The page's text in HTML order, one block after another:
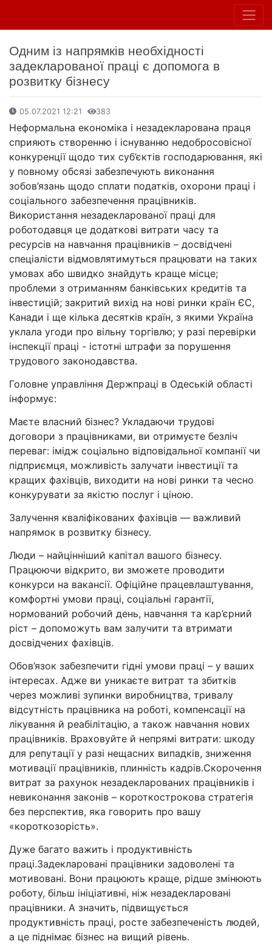
Одним із напрямків необхідності
задекларованої праці є допомога в
розвитку бізнесу
05.07.2021 12:21 383
Неформальна економіка і незадекларована праця
сприяють створенню і існуванню недобросовісної
конкуренції щодо тих суб’єктів господарювання, які
у повному обсязі забезпечують виконання
зобов’язань щодо сплати податків, охорони праці і
соціального забезпечення працівників.
Використання незадекларованої праці для
роботодавця це додаткові витрати часу та
ресурсів на навчання працівників – досвідчені
спеціалісти відмовлятимуться працювати на таких
умовах або швидко знайдуть краще місце;
проблеми з отриманням банківських кредитів та
інвестицій; закритий вихід на нові ринки країн ЄС,
Канади і ще кілька десятків країн, з якими Україна
уклала угоди про вільну торгівлю; у разі перевірки
інспекції праці - істотні штрафи за порушення
трудового законодавства.
Головне управління Держпраці в Одеській області
інформує:
Маєте власний бізнес? Укладаючи трудові
договори з працівниками, ви отримуєте безліч
переваг: імідж соціально відповідальної компанії чи
підприємця, можливість залучати інвестиції та
кращих фахівців, виходити на нові ринки та чесно
конкурувати за якістю послуг і ціною.
Залучення кваліфікованих фахівців — важливий
напрямок в розвитку бізнесу.
Люди – найцінніший капітал вашого бізнесу.
Працюючи відкрито, ви зможете проводити
конкурси на вакансії. Офіційне працевлаштування,
комфортні умови праці, соціальні гарантії,
нормований робочий день, навчання та кар’єрний
ріст – допоможуть вам залучити та втримати
досвідчених фахівців.
Обов’язок забезпечити гідні умови праці – у ваших
інтересах. Адже ви уникаєте витрат та збитків
через можливі зупинки виробництва, тривалу
відсутність працівника на роботі, компенсації на
лікування й реабілітацію, а також навчання нових
працівників. Враховуйте й непрямі витрати: шкоду
для репутації у разі нещасних випадків, зниження
мотивації працівників, плинність кадрів.Скорочення
витрат за рахунок незадекларованих працівників і
невиконання законів – короткострокова стратегія
без перспектив, яка говорить про вашу
«короткозорість».
Дуже багато важить і продуктивність
праці.Задекларовані працівники задоволені та
мотивовані. Вони працюють краще, рідше змінюють
роботу, більш ініціативні, ніж незадекларовані
працівники. А значить, підвищується
продуктивність праці, росте забезпеченість людей,
а це піднімає бізнес на вищий рівень.